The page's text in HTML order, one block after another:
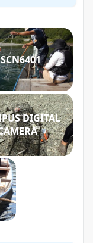
DIGITAL